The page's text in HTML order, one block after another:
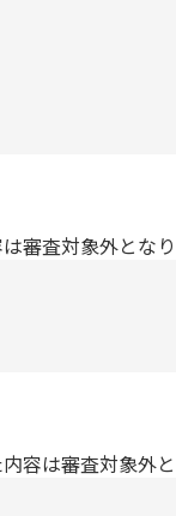
査対象外となり
は審査対象外